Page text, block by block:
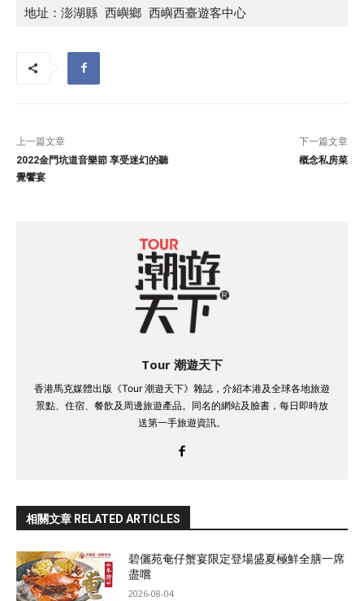
地址：澎湖縣 西嶼鄉 西嶼西臺遊客中心
上一篇文章
2022金門坑道音樂節 享受迷幻的聽
覺饗宴
下一篇文章
概念私房菜
Tour 潮遊天下
香港馬克媒體出版《Tour 潮遊天下》雜誌，介紹本港及全球各地旅遊
景點、住宿、餐飲及周邊旅遊產品。同名的網站及臉書，每日即時放
送第一手旅遊資訊。
相關文章 RELATED ARTICLES
碧儷苑奄仔蟹宴限定登場盛夏極鮮全膳一席
盡嚐
2026-08-04